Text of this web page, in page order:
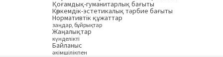
Қоғамдық-гуманитарлық бағыты
Көркемдік-эстетикалық тәрбие бағыты
Нормативтік құжаттар
заңдар, бұйрықтар
Жаңалықтар
күнделікті
Байланыс
әкімшілікпен